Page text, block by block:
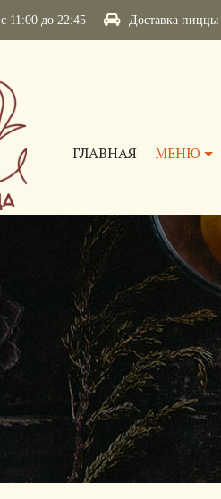
с 11:00 до 22:45 Доставка пиццы
ГЛАВНАЯ МЕНЮ